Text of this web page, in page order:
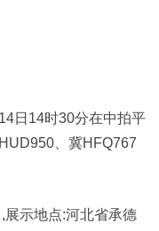
日14时30分在中拍平
、冀HFQ767
展示地点:河北省承德